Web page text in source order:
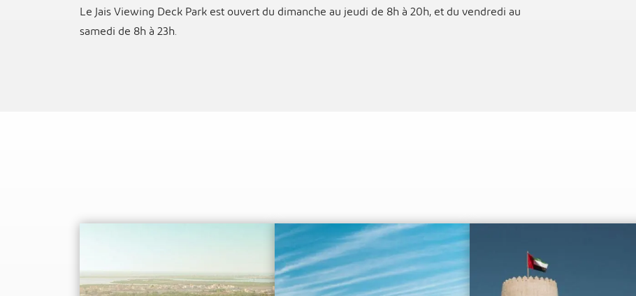
Le Jais Viewing Deck Park est ouvert du dimanche au jeudi de 8h à 20h, et du vendredi au
samedi de 8h à 23h.